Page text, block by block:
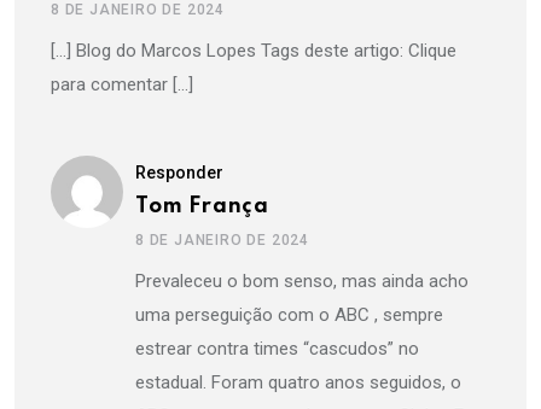
8 DE JANEIRO DE 2024
[…] Blog do Marcos Lopes Tags deste artigo: Clique
para comentar […]
Responder
Tom França
8 DE JANEIRO DE 2024
Prevaleceu o bom senso, mas ainda acho
uma perseguição com o ABC , sempre
estrear contra times “cascudos” no
estadual. Foram quatro anos seguidos, o